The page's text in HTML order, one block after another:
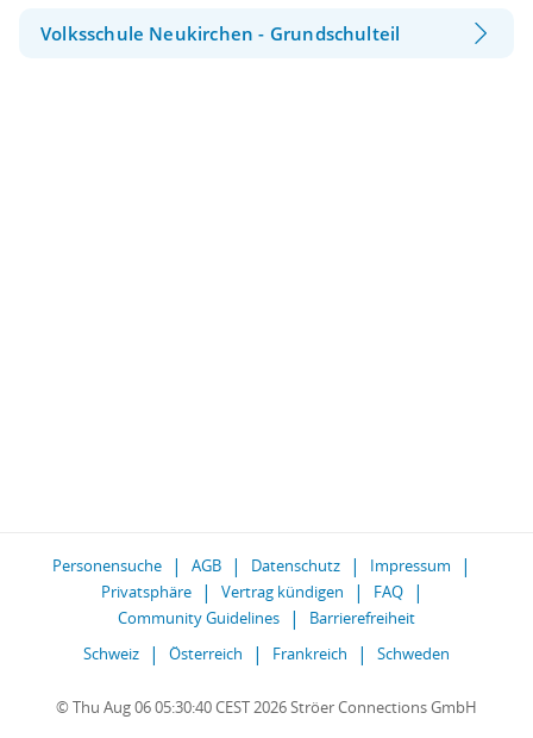
Volksschule Neukirchen - Grundschulteil
Personensuche AGB Datenschutz
Impressum
Privatsphäre
Vertrag kündigen
FAQ
Community Guidelines
Barrierefreiheit
Schweiz
Österreich Frankreich Schweden
© Thu Aug 06 05:30:40 CEST 2026 Ströer Connections GmbH